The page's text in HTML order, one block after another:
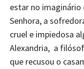
estar no
Senhora, a
cruel e impiedosa
Alexandria, a
que recusou o